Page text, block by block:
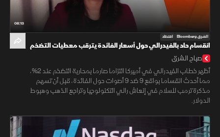
08:13
الشرق Bloomberg اقتصاد
انقسام حاد بالفيدرالي حول أسعار الفائدة يترقب معطيات التضخم
صباح الشرق
أظهر خطاب الفيدرالي في أميركا التزاما صارما بمحاربة التضخم عند 2%،
مما أحدث انقساما بواقع 9 ضد 9 أصوات حول الفائدة، قبل أن تسهم
مذكرة ترمب للسلام في إنعاش رالي التكنولوجيا وتراجع الذهب وهبوط
الدولار.